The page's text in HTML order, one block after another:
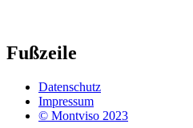
Fußzeile
Datenschutz
Impressum
© Montviso 2023